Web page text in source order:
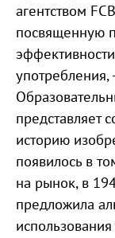
агентством
посвященную
представляет
историю
появилось в
на рынок, в
предложила